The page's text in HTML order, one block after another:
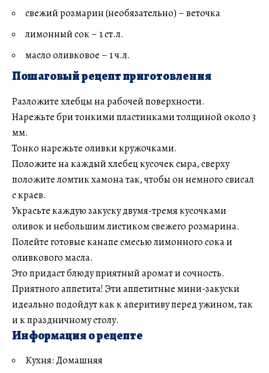
свежий розмарин (необязательно) – веточка
лимонный сок – 1 ст.л.
масло оливковое – 1 ч.л.
Пошаговый рецепт приготовления
Разложите хлебцы на рабочей поверхности.
Нарежьте бри тонкими пластинками толщиной около 3
мм.
Тонко нарежьте оливки кружочками.
Положите на каждый хлебец кусочек сыра, сверху
положите ломтик хамона так, чтобы он немного свисал
с краев.
Украсьте каждую закуску двумя-тремя кусочками
оливок и небольшим листиком свежего розмарина.
Полейте готовые канапе смесью лимонного сока и
оливкового масла.
Это придаст блюду приятный аромат и сочность.
Приятного аппетита! Эти аппетитные мини-закуски
идеально подойдут как к аперитиву перед ужином, так
и к праздничному столу.
Информация о рецепте
Кухня: Домашняя